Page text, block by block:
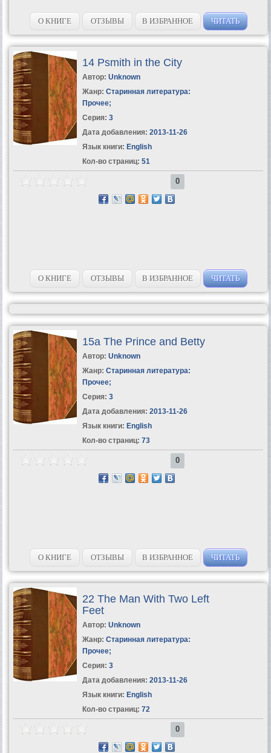
О КНИГЕ ОТЗЫВЫ В ИЗБРАННОЕ ЧИТАТЬ
14 Psmith in the City
Автор: Unknown
Жанр: Старинная литература:
Прочее;
Серия: 3
Дата добавления: 2013-11-26
Язык книги: English
Кол-во страниц: 51
0
О КНИГЕ ОТЗЫВЫ В ИЗБРАННОЕ ЧИТАТЬ
15a The Prince and Betty
Автор: Unknown
Жанр: Старинная литература:
Прочее;
Серия: 3
Дата добавления: 2013-11-26
Язык книги: English
Кол-во страниц: 73
0
О КНИГЕ ОТЗЫВЫ В ИЗБРАННОЕ ЧИТАТЬ
22 The Man With Two Left
Feet
Автор: Unknown
Жанр: Старинная литература:
Прочее;
Серия: 3
Дата добавления: 2013-11-26
Язык книги: English
Кол-во страниц: 72
0